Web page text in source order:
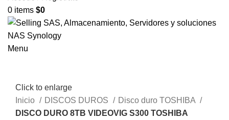
0 items $0
Menu
Click to enlarge
Inicio
DISCOS DUROS
Disco duro TOSHIBA
DISCO DURO 8TB VIDEOVIG S300 TOSHIBA